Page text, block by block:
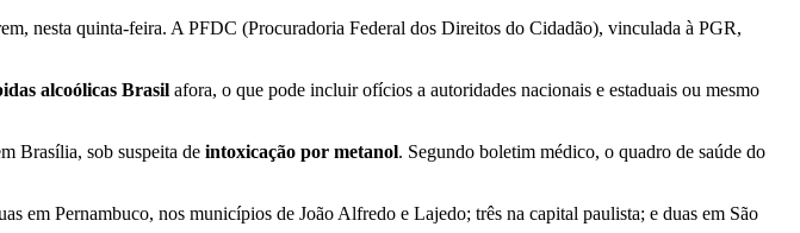
nesta quinta-feira. A PFDC (Procuradoria Federal dos Direitos do Cidadão), vinculada à PGR,
alcoólicas Brasil afora, o que pode incluir ofícios a autoridades nacionais e estaduais ou mesmo
Brasília, sob suspeita de intoxicação por metanol. Segundo boletim médico, o quadro de saúde do
em Pernambuco, nos municípios de João Alfredo e Lajedo; três na capital paulista; e duas em São